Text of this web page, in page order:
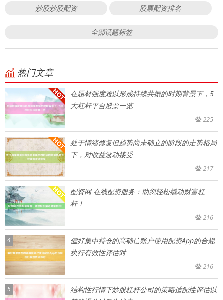
炒股炒股配资 股票配资排名
全部话题标签
热门文章
在题材强度难以形成持续共振的时期背景下，5
大杠杆平台股票一览
225
处于情绪修复但趋势尚未确立的阶段的走势格局
下，对收益波动接受
217
配资网 在线配资服务：助您轻松撬动财富杠
杆！
216
4
偏好集中持仓的高确信账户使用配资App的合规
执行有效性评估对
216
5
结构性行情下炒股杠杆公司的策略适配性评估以